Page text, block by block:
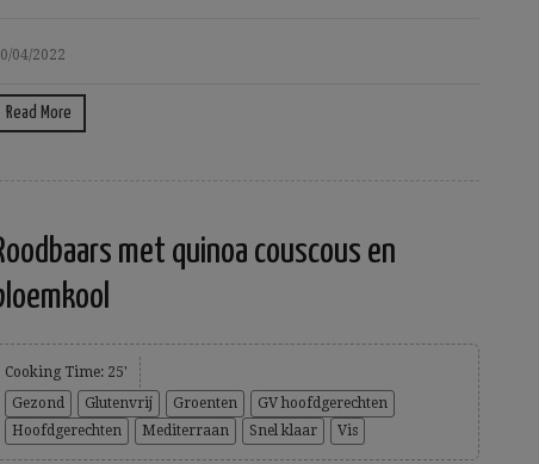
04/2022
Read More
met quinoa couscous en
Cooking Time: 25'
Gezond
Glutenvrij Groenten
GV hoofdgerechten
Hoofdgerechten
Mediterraan Snel klaar Vis